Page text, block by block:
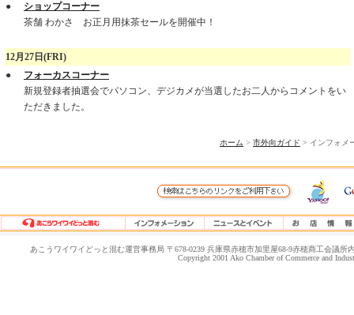
●
ショップコーナー
茶舗 わかさ お正月用抹茶セールを開催中！
12月27日(FRI)
●
フォーカスコーナー
新規登録者抽選会でパソコン、デジカメが当選したお二人からコメントをい
ただきました。
ホーム > 市外向ガイド > インフォメ
あこうワイワイどっと混む運営事務局 〒678-0239 兵庫県赤穂市加里屋68-9赤穂商工会議所
Copyright 2001 Ako Chamber of Commerce and